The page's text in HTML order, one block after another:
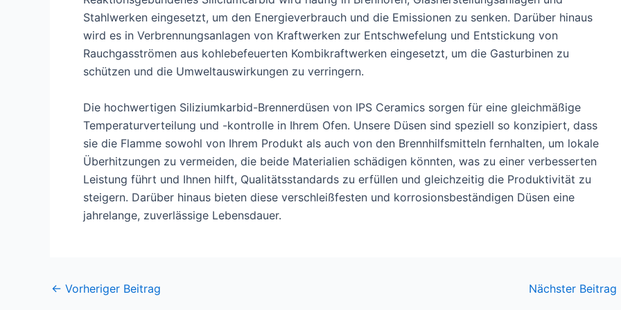
Stahlwerken eingesetzt, um den Energieverbrauch und die Emissionen zu senken. Darüber hinaus
wird es in Verbrennungsanlagen von Kraftwerken zur Entschwefelung und Entstickung von
Rauchgasströmen aus kohlebefeuerten Kombikraftwerken eingesetzt, um die Gasturbinen zu
schützen und die Umweltauswirkungen zu verringern.
Die hochwertigen Siliziumkarbid-Brennerdüsen von IPS Ceramics sorgen für eine gleichmäßige
Temperaturverteilung und -kontrolle in Ihrem Ofen. Unsere Düsen sind speziell so konzipiert, dass
sie die Flamme sowohl von Ihrem Produkt als auch von den Brennhilfsmitteln fernhalten, um lokale
Überhitzungen zu vermeiden, die beide Materialien schädigen könnten, was zu einer verbesserten
Leistung führt und Ihnen hilft, Qualitätsstandards zu erfüllen und gleichzeitig die Produktivität zu
steigern. Darüber hinaus bieten diese verschleißfesten und korrosionsbeständigen Düsen eine
jahrelange, zuverlässige Lebensdauer.
Nach
← Vorheriger Beitrag Nächster Beitrag